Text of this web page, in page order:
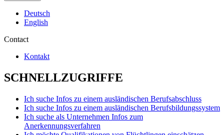
Deutsch
English
Contact
Kontakt
SCHNELLZUGRIFFE
Ich suche Infos zu einem ausländischen Berufsabschluss
Ich suche Infos zu einem ausländischen Berufsbildungssystem
Ich suche als Unternehmen Infos zum
Anerkennungsverfahren